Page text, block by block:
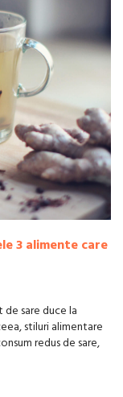
3 alimente care
sare duce la
stiluri alimentare
redus de sare,